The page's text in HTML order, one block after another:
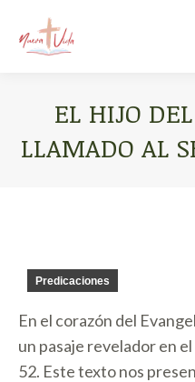
EL HIJO
LLAMADO AL
Predicaciones
En el corazón del
un pasaje revelador en
52. Este texto nos